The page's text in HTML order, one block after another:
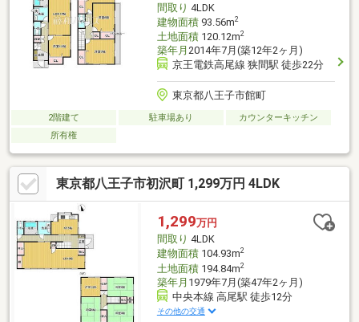
間取り 4LDK
建物面積93.56m2
土地面積120.12m2
築年月 2014年7月(築12年2ヶ月)
京王電鉄高尾線 狭間駅 徒歩22分
東京都八王子市館町
2階建て 駐車場あり
カウンターキッチン
所有権
東京都八王子市初沢町 1,299万円 4LDK
1,299万円
間取り 4LDK
建物面積104.93m2
土地面積194.84m2
築年月 1979年7月(築47年2ヶ月)
中央本線 高尾駅 徒歩12分
その他の交通